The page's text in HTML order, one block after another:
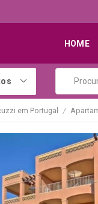
HOME
em Portugal /